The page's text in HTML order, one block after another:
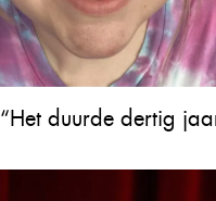
“Het duurde dertig